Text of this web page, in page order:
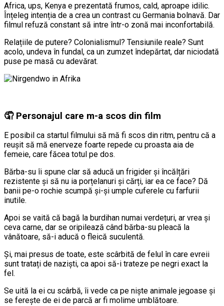
Africa, ups, Kenya e prezentată frumos, cald, aproape idilic.
Înțeleg intenția de a crea un contrast cu Germania bolnavă. Dar
filmul refuză constant să intre într-o zonă mai inconfortabilă.
Relațiile de putere? Colonialismul? Tensiunile reale? Sunt
acolo, undeva în fundal, ca un zumzet îndepărtat, dar niciodată
puse pe masă cu adevărat.
🤦 Personajul care m-a scos din film
E posibil ca startul filmului să mă fi scos din ritm, pentru că a
reușit să mă enerveze foarte repede cu proasta aia de
femeie, care făcea totul pe dos.
Bărba-su îi spune clar să aducă un frigider și încălțări
rezistente și să nu ia porțelanuri și cărți, iar ea ce face? Dă
banii pe-o rochie scumpă și-și umple cuferele cu farfurii
inutile.
Apoi se vaită că bagă la burdihan numai verdețuri, ar vrea și
ceva carne, dar se oripilează când bărba-su pleacă la
vânătoare, să-i aducă o fleică suculentă.
Și, mai presus de toate, este scârbită de felul în care evreii
sunt tratați de naziști, ca apoi să-i trateze pe negri exact la
fel.
Se uită la ei cu scârbă, îi vede ca pe niște animale jegoase și
se ferește de ei de parcă ar fi molime umblătoare.